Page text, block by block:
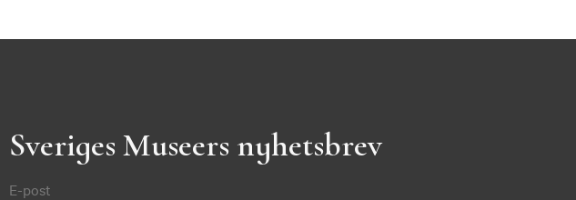
Sveriges Museers nyhetsbrev
E-post